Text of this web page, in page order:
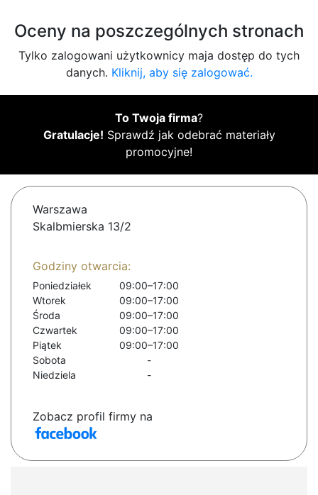
Oceny na poszczególnych stronach
Tylko zalogowani użytkownicy maja dostęp do tych
danych. Kliknij, aby się zalogować.
To Twoja firma?
Gratulacje! Sprawdź jak odebrać materiały
promocyjne!
Warszawa
Skalbmierska 13/2
Godziny otwarcia:
Poniedziałek
09:00–17:00
Wtorek
09:00–17:00
Środa
09:00–17:00
Czwartek
09:00–17:00
Piątek
09:00–17:00
Sobota
-
Niedziela
-
Zobacz profil firmy na